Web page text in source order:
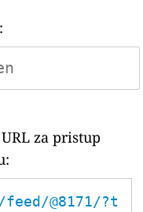
za pristup
@8171/?t